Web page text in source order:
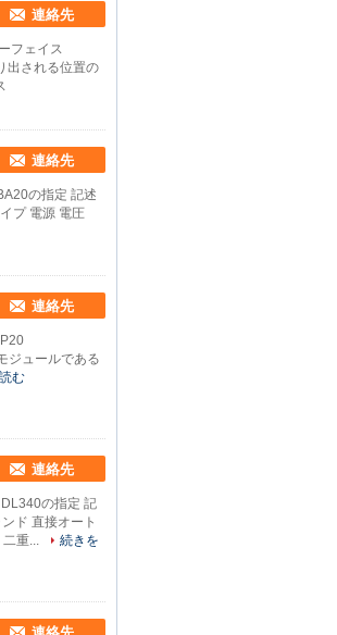
連絡先
フェイス
出される位置の
連絡先
の指定 記述
プ 電源 電圧
連絡先
ジュールである
む
連絡先
の指定 記
ド 直接オート
重...
続きを